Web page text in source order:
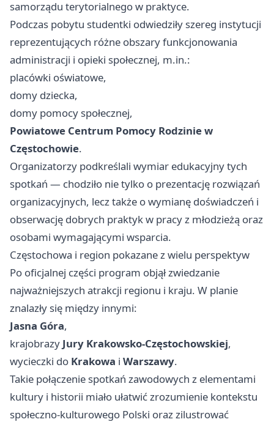
samorządu terytorialnego w praktyce.
Podczas pobytu studentki odwiedziły szereg instytucji
reprezentujących różne obszary funkcjonowania
administracji i opieki społecznej, m.in.:
placówki oświatowe,
domy dziecka,
domy pomocy społecznej,
Powiatowe Centrum Pomocy Rodzinie w
Częstochowie.
Organizatorzy podkreślali wymiar edukacyjny tych
spotkań — chodziło nie tylko o prezentację rozwiązań
organizacyjnych, lecz także o wymianę doświadczeń i
obserwację dobrych praktyk w pracy z młodzieżą oraz
osobami wymagającymi wsparcia.
Częstochowa i region pokazane z wielu perspektyw
Po oficjalnej części program objął zwiedzanie
najważniejszych atrakcji regionu i kraju. W planie
znalazły się między innymi:
Jasna Góra,
krajobrazy Jury Krakowsko-Częstochowskiej,
wycieczki do Krakowa i Warszawy.
Takie połączenie spotkań zawodowych z elementami
kultury i historii miało ułatwić zrozumienie kontekstu
społeczno-kulturowego Polski oraz zilustrować